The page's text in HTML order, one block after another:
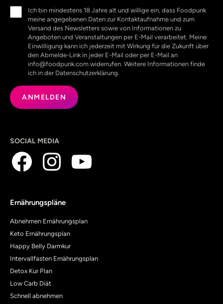
(erforderlich)
Ich bin mindestens 18 Jahre alt und willige ein, dass Foodpunk
meine angegebenen Daten zur Kontaktaufnahme und zum
Versand des Newsletters sowie von Informationen zu
Angeboten und Veranstaltungen per E-Mail verarbeitet. Meine
Einwilligung kann ich jederzeit mit Wirkung für die Zukunft über
den Abmelde-Link in jeder E-Mail oder per E-Mail an
info@foodpunk.com widerrufen. Weitere Informationen finde
ich in der Datenschutzerklärung.
SOCIAL MEDIA
Ernährungspläne
Abnehmen Ernährungsplan
Keto Ernährungsplan
Happy Belly Darmkur
Intervallfasten Ernährungsplan
Detox Kur Plan
Low Carb Diät
Schnell abnehmen